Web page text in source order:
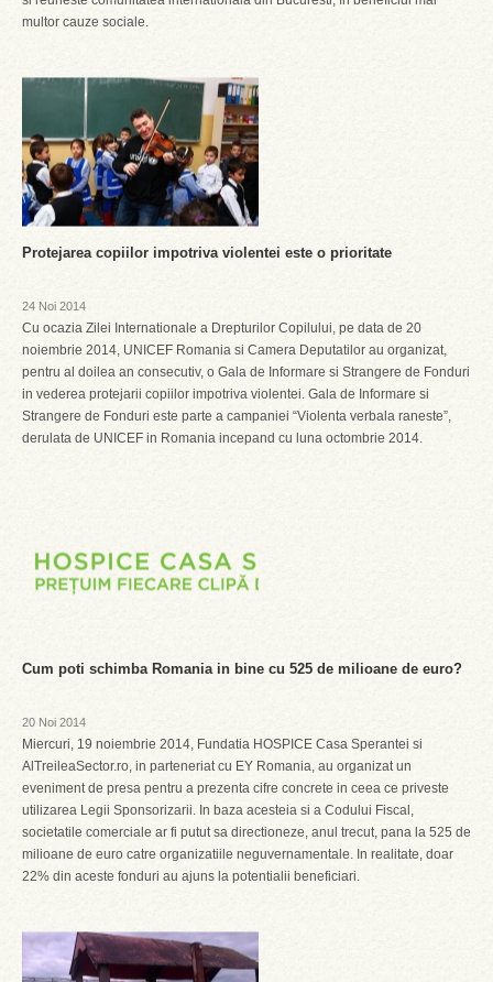
multor cauze sociale.
Protejarea copiilor impotriva violentei este o prioritate
24 Noi 2014
Cu ocazia Zilei Internationale a Drepturilor Copilului, pe data de 20
noiembrie 2014, UNICEF Romania si Camera Deputatilor au organizat,
pentru al doilea an consecutiv, o Gala de Informare si Strangere de Fonduri
in vederea protejarii copiilor impotriva violentei. Gala de Informare si
Strangere de Fonduri este parte a campaniei “Violenta verbala raneste”,
derulata de UNICEF in Romania incepand cu luna octombrie 2014.
Cum poti schimba Romania in bine cu 525 de milioane de euro?
20 Noi 2014
Miercuri, 19 noiembrie 2014, Fundatia HOSPICE Casa Sperantei si
AlTreileaSector.ro, in parteneriat cu EY Romania, au organizat un
eveniment de presa pentru a prezenta cifre concrete in ceea ce priveste
utilizarea Legii Sponsorizarii. In baza acesteia si a Codului Fiscal,
societatile comerciale ar fi putut sa directioneze, anul trecut, pana la 525 de
milioane de euro catre organizatiile neguvernamentale. In realitate, doar
22% din aceste fonduri au ajuns la potentialii beneficiari.